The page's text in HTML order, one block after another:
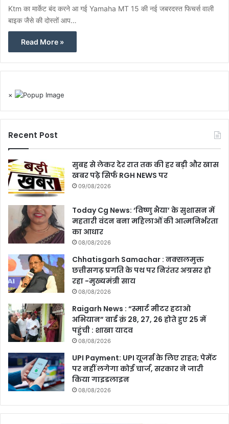
Ktm का मार्केट बंद करने आ गई Yamaha MT 15 की नई जबरदस्त फिचर्स वाली
बाइक जैसे की दोस्तों आप…
Read More »
×
Recent Post
सुबह से लेकर देर रात तक की हर बड़ी और खास
खबर पढ़े सिर्फ RGH NEWS पर
09/08/2026
Today Cg News: ‘विष्णु भैया’ के सुशासन में
महतारी वंदन बना महिलाओं की आत्मनिर्भरता
का आधार
08/08/2026
Chhatisgarh Samachar : नक्सलमुक्त
छत्तीसगढ़ प्रगति के पथ पर निरंतर अग्रसर हो
रहा -मुख्यमंत्री साय
08/08/2026
Raigarh News : “स्मार्ट मीटर हटाओ
अभियान” वार्ड क्रं 28, 27, 26 होते हुए 25 में
पहुंची : शाखा यादव
08/08/2026
UPI Payment: UPI यूजर्स के लिए राहत; पेमेंट
पर नहीं लगेगा कोई चार्ज, सरकार ने जारी
किया गाइडलाइन
08/08/2026